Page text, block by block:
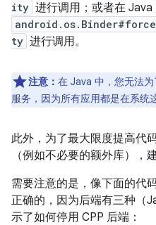
ity 进行调用；或者在 Java
ty 进行调用。
注意： 在 Java 中，您无法
服务，因为所有应用都是在系统
此外，为了最大限度提高代
（例如不必要的额外库），
需要注意的是，像下面的代
正确的，因为后端有三种（
示了如何停用 CPP 后端：